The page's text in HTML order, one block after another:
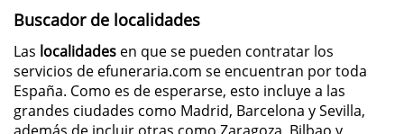
Buscador de localidades
Las localidades en que se pueden contratar los
servicios de efuneraria.com se encuentran por toda
España. Como es de esperarse, esto incluye a las
grandes ciudades como Madrid, Barcelona y Sevilla,